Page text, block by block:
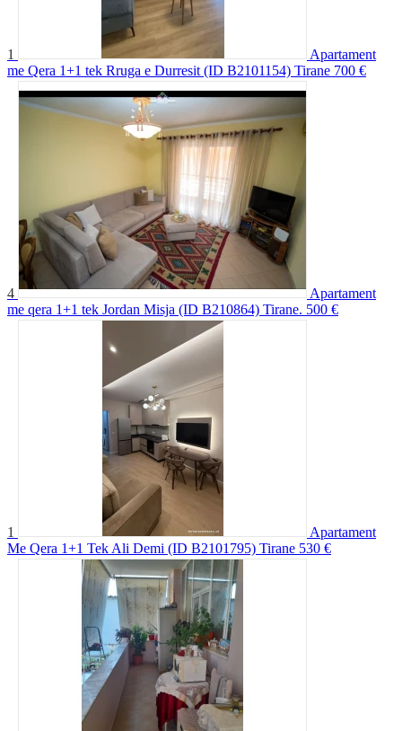
1
Apartament
me Qera 1+1 tek Rruga e Durresit (ID B2101154) Tirane 700 €
4
Apartament
me qera 1+1 tek Jordan Misja (ID B210864) Tirane. 500 €
1
Apartament
Me Qera 1+1 Tek Ali Demi (ID B2101795) Tirane 530 €